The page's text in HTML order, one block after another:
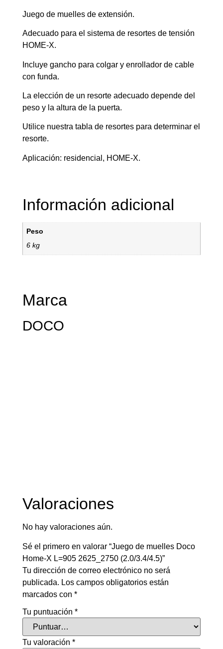
Juego de muelles de extensión.
Adecuado para el sistema de resortes de tensión
HOME-X.
Incluye gancho para colgar y enrollador de cable
con funda.
La elección de un resorte adecuado depende del
peso y la altura de la puerta.
Utilice nuestra tabla de resortes para determinar el
resorte.
Aplicación: residencial, HOME-X.
Información adicional
Peso
6 kg
Marca
DOCO
Valoraciones
No hay valoraciones aún.
Sé el primero en valorar “Juego de muelles Doco
Home-X L=905 2625_2750 (2.0/3.4/4.5)”
Tu dirección de correo electrónico no será
publicada. Los campos obligatorios están
marcados con *
Tu puntuación *
Tu valoración *